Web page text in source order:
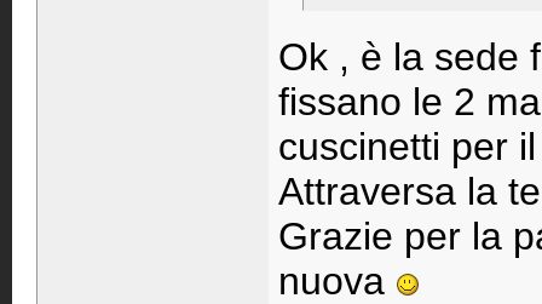
Ok , è la sede
fissano le 2
cuscinetti per
Attraversa la
Grazie per la
nuova